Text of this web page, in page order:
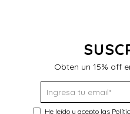
Obten un 15% off
He leído y acepto las